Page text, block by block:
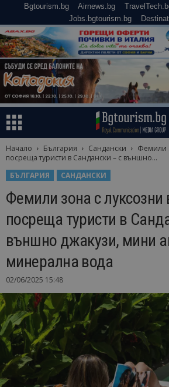
Bgtourism.bg Airnews.bg
Jobs.bgtourism.bg
Начало България Сандански
Фемили
посреща туристи в Сандански – с външно...
БЪЛГАРИЯ
САНДАНСКИ
Фемили зона с луксозни
посреща туристи в
външно джакузи, мини
минерална вода
02/06/2025 15:48